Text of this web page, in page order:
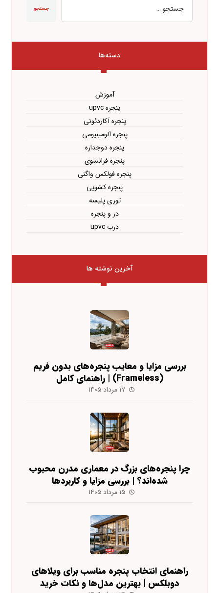
جستجو
دسته‌ها
آموزش
پنجره upvc
پنجره آکاردئونی
پنجره آلومینیومی
پنجره دوجداره
پنجره فرانسوی
پنجره فولکس واگنی
پنجره کشویی
توری پلیسه
در و پنجره
درب upvc
آخرین نوشته ها
بررسی مزایا و معایب پنجره‌های بدون فریم
(Frameless) | راهنمای کامل
۱۷ مرداد ۱۴۰۵
چرا پنجره‌های بزرگ در معماری مدرن محبوب
شده‌اند؟ | بررسی مزایا و کاربردها
۱۵ مرداد ۱۴۰۵
راهنمای انتخاب پنجره مناسب برای ویلاهای
دوبلکس | بهترین مدل‌ها و نکات خرید